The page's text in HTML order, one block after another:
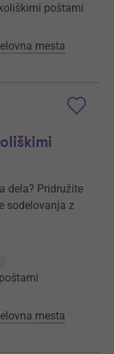
poštami
mesta
dela? Pridružite
sodelovanja z
mesta